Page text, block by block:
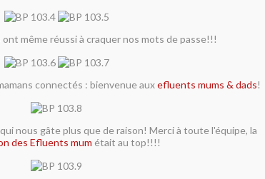
ont même réussi à craquer nos mots de passe!!!
connectés : bienvenue auxefluents mums & dads!
qui nous gâte plus que de raison! Merci à toute l'équipe, la
des Efluents mum était au top!!!!